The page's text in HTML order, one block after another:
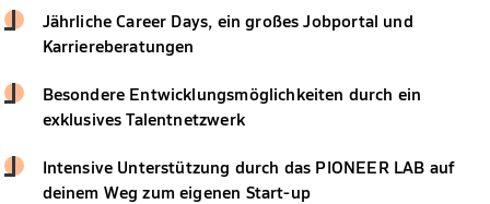
Jährliche Career Days, ein großes Jobportal und
Karriereberatungen
Besondere Entwicklungsmöglichkeiten durch ein
exklusives Talentnetzwerk
Intensive Unterstützung durch das PIONEER LAB auf
deinem Weg zum eigenen Start-up